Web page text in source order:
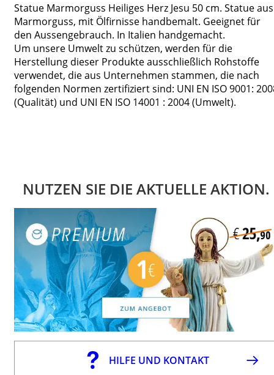
Statue Marmorguss Heiliges Herz Jesu 50 cm. Statue aus
Marmorguss, mit Ölfirnisse handbemalt. Geeignet für
den Aussengebrauch. In Italien handgemacht.
Um unsere Umwelt zu schützen, werden für die
Herstellung dieser Produkte ausschließlich Rohstoffe
verwendet, die aus Unternehmen stammen, die nach
folgenden Normen zertifiziert sind: UNI EN ISO 9001:
(Qualität) und UNI EN ISO 14001 : 2004 (Umwelt).
NUTZEN SIE DIE AKTUELLE AKTION.
HILFE UND KONTAKT